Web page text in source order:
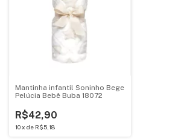
Mantinha infantil Soninho Bege
Pelúcia Bebê Buba 18072
R$42,90
10x de R$5,18